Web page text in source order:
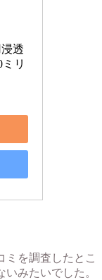
透
リ
ミを調査したとこ
みたいでした。